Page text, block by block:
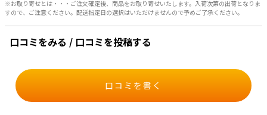
※お取り寄せとは・・・ご注文確定後、商品をお取り寄せいたします。入荷次第の出荷となりま
すので、ご注意ください。配送指定日の選択はいただけませんので予めご了承ください。
口コミをみる / 口コミを投稿する
口コミを書く